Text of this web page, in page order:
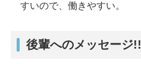
すいので、働きやすい。
後輩へのメッセージ!!